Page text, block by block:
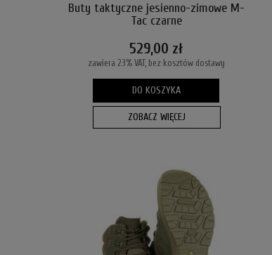
Buty taktyczne jesienno-zimowe M-
Tac czarne
529,00 zł
zawiera 23% VAT, bez kosztów dostawy
DO KOSZYKA
ZOBACZ WIĘCEJ